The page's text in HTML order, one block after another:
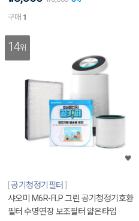
구매 1
14위
공기청정기필터
샤오미 M6R-FLP 그린 공기청정기호환
필터 수명연장 보조필터 얇은타입